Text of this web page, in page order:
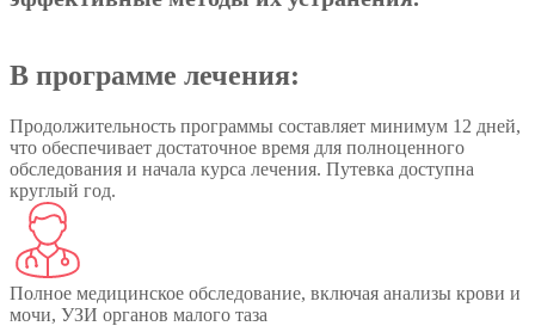
В программе лечения:
Продолжительность программы составляет минимум 12 дней,
что обеспечивает достаточное время для полноценного
обследования и начала курса лечения. Путевка доступна
круглый год.
Полное медицинское обследование, включая анализы крови и
мочи, УЗИ органов малого таза